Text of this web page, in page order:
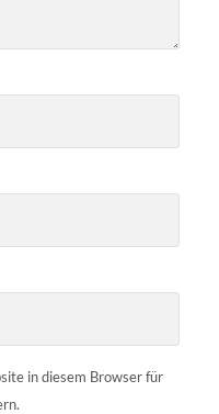
in diesem Browser für